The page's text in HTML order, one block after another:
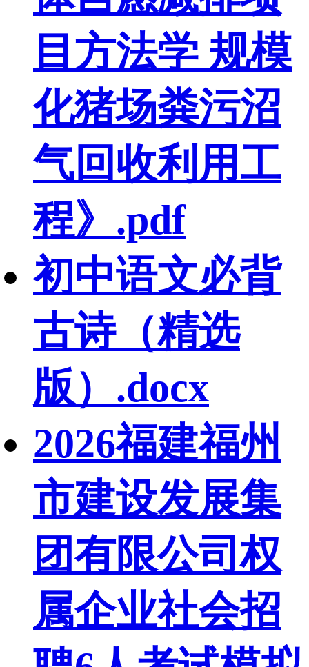
目方法学 规模
化猪场粪污沼
气回收利用工
程》.pdf
初中语文必背
古诗（精选
版）.docx
2026福建福州
市建设发展集
团有限公司权
属企业社会招